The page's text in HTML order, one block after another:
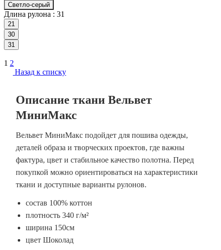
Светло-серый
Длина рулона : 31
21
30
31
1 2
Назад к списку
Описание ткани Вельвет
МиниМакс
Вельвет МиниМакс подойдет для пошива одежды,
деталей образа и творческих проектов, где важны
фактура, цвет и стабильное качество полотна. Перед
покупкой можно ориентироваться на характеристики
ткани и доступные варианты рулонов.
состав 100% коттон
плотность 340 г/м²
ширина 150см
цвет Шоколад